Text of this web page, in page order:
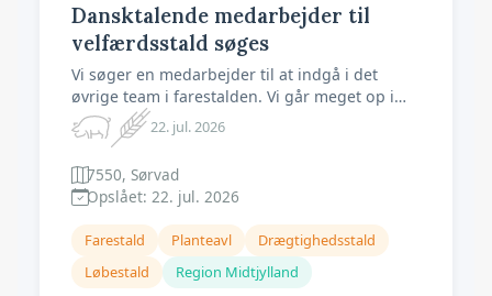
Dansktalende medarbejder til
velfærdsstald søges
Vi søger en medarbejder til at indgå i det
øvrige team i farestalden. Vi går meget op i
dyrevelfærd, et godt arbejdsmiljø og gode
resultater. Vi bestræber os på at skabe en god
arbejdsplads, med fokus på trivsel. Vil du med
på holdet, så læs videre! Arbejdsopgaver: ✓
Daglig pasning af søer og grise.
22. jul. 2026
7550, Sørvad
Opslået: 22. jul. 2026
Farestald Planteavl
Drægtighedsstald
Løbestald
Region Midtjylland